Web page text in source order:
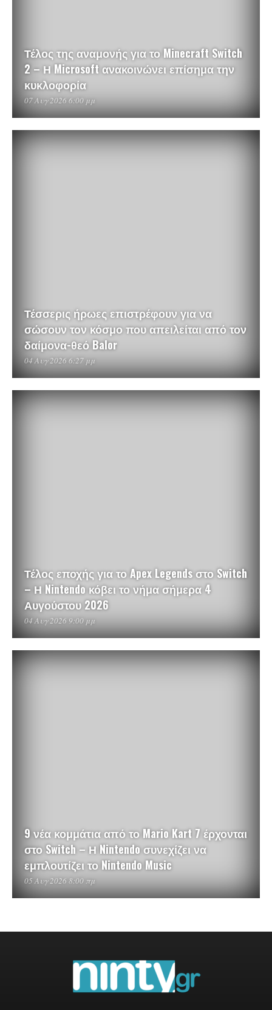
Τέλος της αναμονής για το Minecraft Switch
2 – Η Microsoft ανακοινώνει επίσημα την
κυκλοφορία
07 Αυγ 2026 6:00 μμ
Τέσσερις ήρωες επιστρέφουν για να
σώσουν τον κόσμο που απειλείται από τον
δαίμονα-θεό Balor
04 Αυγ 2026 6:27 μμ
Τέλος εποχής για το Apex Legends στο Switch
– Η Nintendo κόβει το νήμα σήμερα 4
Αυγούστου 2026
04 Αυγ 2026 9:00 μμ
9 νέα κομμάτια από το Mario Kart 7 έρχονται
στο Switch – Η Nintendo συνεχίζει να
εμπλουτίζει το Nintendo Music
05 Αυγ 2026 8:00 πμ